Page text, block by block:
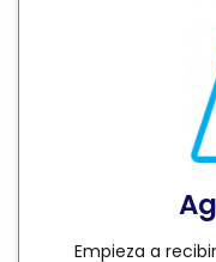
Empieza a